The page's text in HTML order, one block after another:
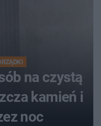
na czystą
kamień i
noc